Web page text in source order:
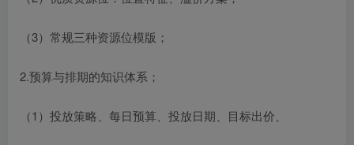
（3）常规三种资源位模版；
2.预算与排期的知识体系；
（1）投放策略、每日预算、投放日期、目标出价、